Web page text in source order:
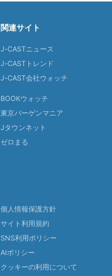
関連サイト
J-CASTニュース
J-CASTトレンド
J-CAST会社ウォッチ
BOOKウォッチ
東京バーゲンマニア
Jタウンネット
ゼロまる
個人情報保護方針
サイト利用規約
SNS利用ポリシー
AIポリシー
クッキーの利用について